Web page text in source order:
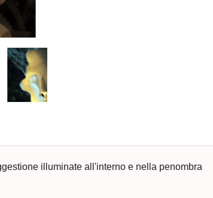
illuminate all'interno e nella penombra